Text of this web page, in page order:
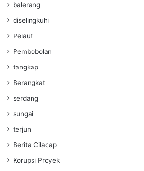
balerang
diselingkuhi
Pelaut
Pembobolan
tangkap
Berangkat
serdang
sungai
terjun
Berita Cilacap
Korupsi Proyek